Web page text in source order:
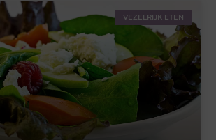
VEZELRIJK ETEN